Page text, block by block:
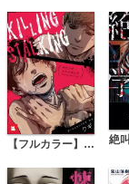
【フルカラー】キリング・ストーキング 絶